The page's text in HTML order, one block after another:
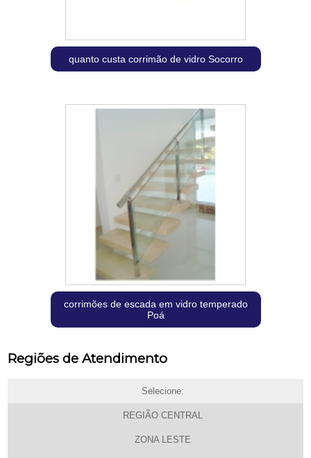
quanto custa corrimão de vidro Socorro
corrimões de escada em vidro temperado
Poá
Regiões de Atendimento
Selecione:
REGIÃO CENTRAL
ZONA LESTE